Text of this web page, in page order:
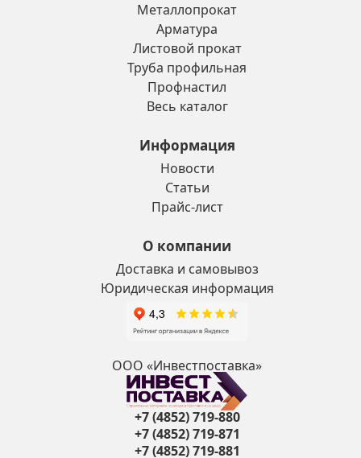
Металлопрокат
Арматура
Листовой прокат
Труба профильная
Профнастил
Весь каталог
Информация
Новости
Статьи
Прайс-лист
О компании
Доставка и самовывоз
Юридическая информация
ООО «Инвестпоставка»
+7 (4852) 719-880
+7 (4852) 719-871
+7 (4852) 719-881